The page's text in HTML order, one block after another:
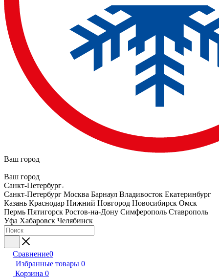
Ваш город
Ваш город
Санкт-Петербург
Санкт-Петербург Москва Барнаул Владивосток Екатеринбург
Казань Краснодар Нижний Новгород Новосибирск Омск
Пермь Пятигорск Ростов-на-Дону Симферополь Ставрополь
Уфа Хабаровск Челябинск
Сравнение0
Избранные товары 0
Корзина 0